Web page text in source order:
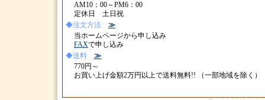
AM10：00～PM6：00
定休日 土日祝
◆注文方法 ≫
当ホームページから申し込み
FAXで申し込み
◆送料
≫
770円～
お買い上げ金額2万円以上で送料無料!! （一部地域を除く）